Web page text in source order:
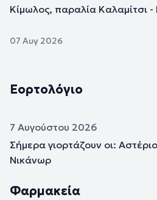
Κίμωλος, παραλία Καλαμίτσι
07 Αυγ 2026
Εορτολόγιο
7 Αυγούστου 2026
Σήμερα γιορτάζουν οι:
Νικάνωρ
Φαρμακεία